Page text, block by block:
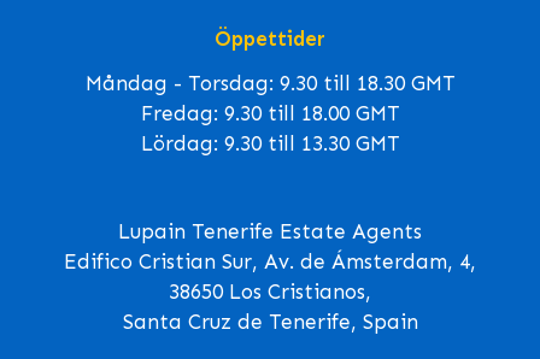
Öppettider
Måndag - Torsdag: 9.30 till 18.30 GMT
Fredag: 9.30 till 18.00 GMT
Lördag: 9.30 till 13.30 GMT
Lupain Tenerife Estate Agents
Edifico Cristian Sur, Av. de Ámsterdam, 4,
38650 Los Cristianos,
Santa Cruz de Tenerife, Spain